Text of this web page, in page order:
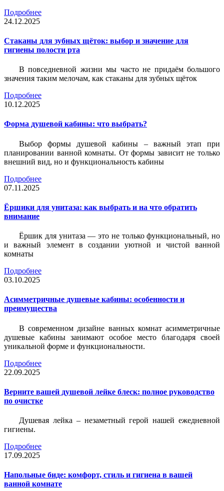
Подробнее
24.12.2025
Стаканы для зубных щёток: выбор и значение для
гигиены полости рта
В повседневной жизни мы часто не придаём большого
значения таким мелочам, как стаканы для зубных щёток
Подробнее
10.12.2025
Форма душевой кабины: что выбрать?
Выбор формы душевой кабины – важный этап при
планировании ванной комнаты. От формы зависит не только
внешний вид, но и функциональность кабины
Подробнее
07.11.2025
Ёршики для унитаза: как выбрать и на что обратить
внимание
Ёршик для унитаза — это не только функциональный, но
и важный элемент в создании уютной и чистой ванной
комнаты
Подробнее
03.10.2025
Асимметричные душевые кабины: особенности и
преимущества
В современном дизайне ванных комнат асимметричные
душевые кабины занимают особое место благодаря своей
уникальной форме и функциональности.
Подробнее
22.09.2025
Верните вашей душевой лейке блеск: полное руководство
по очистке
Душевая лейка – незаметный герой нашей ежедневной
гигиены.
Подробнее
17.09.2025
Напольные биде: комфорт, стиль и гигиена в вашей
ванной комнате